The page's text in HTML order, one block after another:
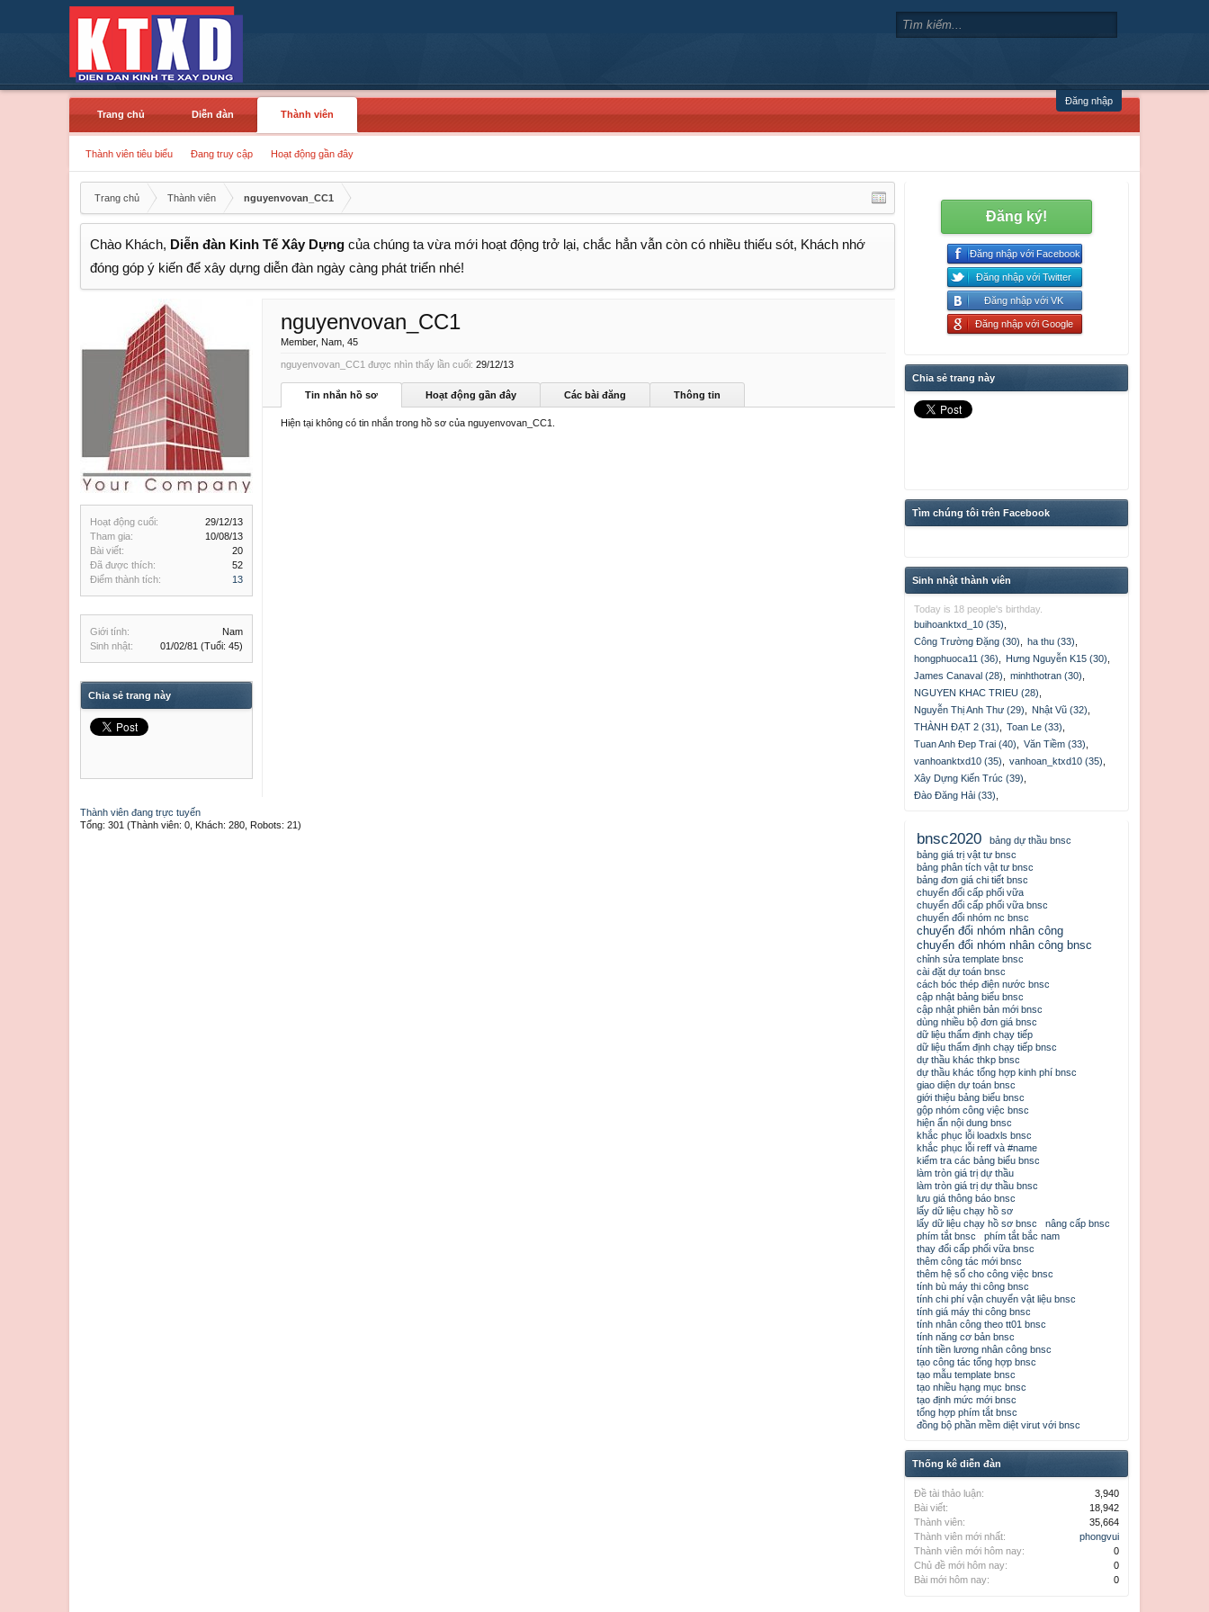
Đăng nhập
Trang chủ
Diễn đàn Thành viên
Thành viên tiêu biểu Đang truy cập Hoạt động gần đây
Trang chủ Thành viên nguyenvovan_CC1
Chào Khách, Diễn đàn Kinh Tế Xây Dựng của chúng ta vừa mới hoạt động trở lại, chắc hẳn vẫn còn có nhiều thiếu sót, Khách nhớ
đóng góp ý kiến để xây dựng diễn đàn ngày càng phát triển nhé!
Hoạt động cuối:
29/12/13
Tham gia:
10/08/13
Bài viết:
20
Đã được thích:
52
Điểm thành tích:
13
Giới tính:
Nam
Sinh nhật:
01/02/81 (Tuổi: 45)
Chia sẻ trang này
nguyenvovan_CC1
Member, Nam, 45
nguyenvovan_CC1 được nhìn thấy lần cuối: 29/12/13
Tin nhắn hồ sơ Hoạt động gần đây Các bài đăng Thông tin
Hiện tại không có tin nhắn trong hồ sơ của nguyenvovan_CC1.
Thành viên đang trực tuyến
Tổng: 301 (Thành viên: 0, Khách: 280, Robots: 21)
Đăng ký!
Đăng nhập với Facebook
Đăng nhập với Twitter
Đăng nhập với VK
Đăng nhập với Google
Chia sẻ trang này
Tìm chúng tôi trên Facebook
Sinh nhật thành viên
Today is 18 people's birthday.
buihoanktxd_10 (35)
Công Trường Đặng (30)
ha thu (33)
hongphuoca11 (36)
Hưng Nguyễn K15 (30)
James Canaval (28)
minhthotran (30)
NGUYEN KHAC TRIEU (28)
Nguyễn Thị Anh Thư (29)
Nhật Vũ (32)
THÀNH ĐẠT 2 (31)
Toan Le (33)
Tuan Anh Đep Trai (40)
Văn Tiềm (33)
vanhoanktxd10 (35)
vanhoan_ktxd10 (35)
Xây Dựng Kiến Trúc (39)
Đào Đăng Hải (33)
bnsc2020
bảng dự thầu bnsc
bảng giá trị vật tư bnsc
bảng phân tích vật tư bnsc
bảng đơn giá chi tiết bnsc
chuyển đổi cấp phối vữa
chuyển đổi cấp phối vữa bnsc
chuyển đổi nhóm nc bnsc
chuyển đổi nhóm nhân công
chuyển đổi nhóm nhân công bnsc
chỉnh sửa template bnsc
cài đặt dự toán bnsc
cách bóc thép điện nước bnsc
cập nhật bảng biểu bnsc
cập nhật phiên bản mới bnsc
dùng nhiều bộ đơn giá bnsc
dữ liệu thẩm định chạy tiếp
dữ liệu thẩm định chạy tiếp bnsc
dự thầu khác thkp bnsc
dự thầu khác tổng hợp kinh phí bnsc
giao diện dự toán bnsc
giới thiệu bảng biểu bnsc
gộp nhóm công việc bnsc
hiện ẩn nội dung bnsc
khắc phục lỗi loadxls bnsc
khắc phục lỗi reff và #name
kiểm tra các bảng biểu bnsc
làm tròn giá trị dự thầu
làm tròn giá trị dự thầu bnsc
lưu giá thông báo bnsc
lấy dữ liệu chạy hồ sơ
lấy dữ liệu chạy hồ sơ bnsc
nâng cấp bnsc
phím tắt bnsc
phím tắt bắc nam
thay đổi cấp phối vữa bnsc
thêm công tác mới bnsc
thêm hệ số cho công việc bnsc
tính bù máy thi công bnsc
tính chi phí vận chuyển vật liệu bnsc
tính giá máy thi công bnsc
tính nhân công theo tt01 bnsc
tính năng cơ bản bnsc
tính tiền lương nhân công bnsc
tạo công tác tổng hợp bnsc
tạo mẫu template bnsc
tạo nhiều hạng mục bnsc
tạo định mức mới bnsc
tổng hợp phím tắt bnsc
đồng bộ phần mềm diệt virut với bnsc
Thống kê diễn đàn
Đề tài thảo luận:
3,940
Bài viết:
18,942
Thành viên:
35,664
Thành viên mới nhất:
phongvui
Thành viên mới hôm nay:
0
Chủ đề mới hôm nay:
0
Bài mới hôm nay:
0